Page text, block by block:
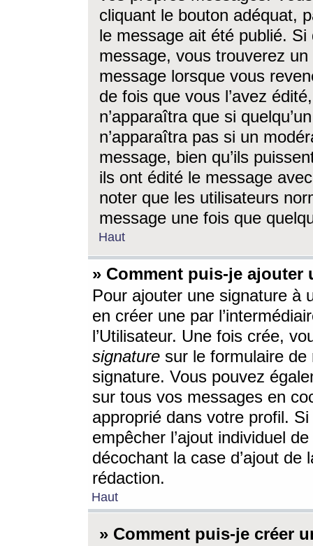
cliquant le bouton adéquat,
le message ait été publié. Si
message, vous trouverez
message lorsque vous
de fois que vous l’avez
n’apparaîtra que si
n’apparaîtra pas si un
message, bien qu’ils
ils ont édité le message
noter que les utilisateurs
message une fois que
Haut
» Comment puis-je ajouter
Pour ajouter une signature à
en créer une par
l’Utilisateur. Une fois crée,
signature sur le formulaire de
signature. Vous pouvez
sur tous vos messages en
approprié dans votre profil.
empêcher l’ajout individuel
décochant la case d’ajout
rédaction.
Haut
» Comment puis-je créer